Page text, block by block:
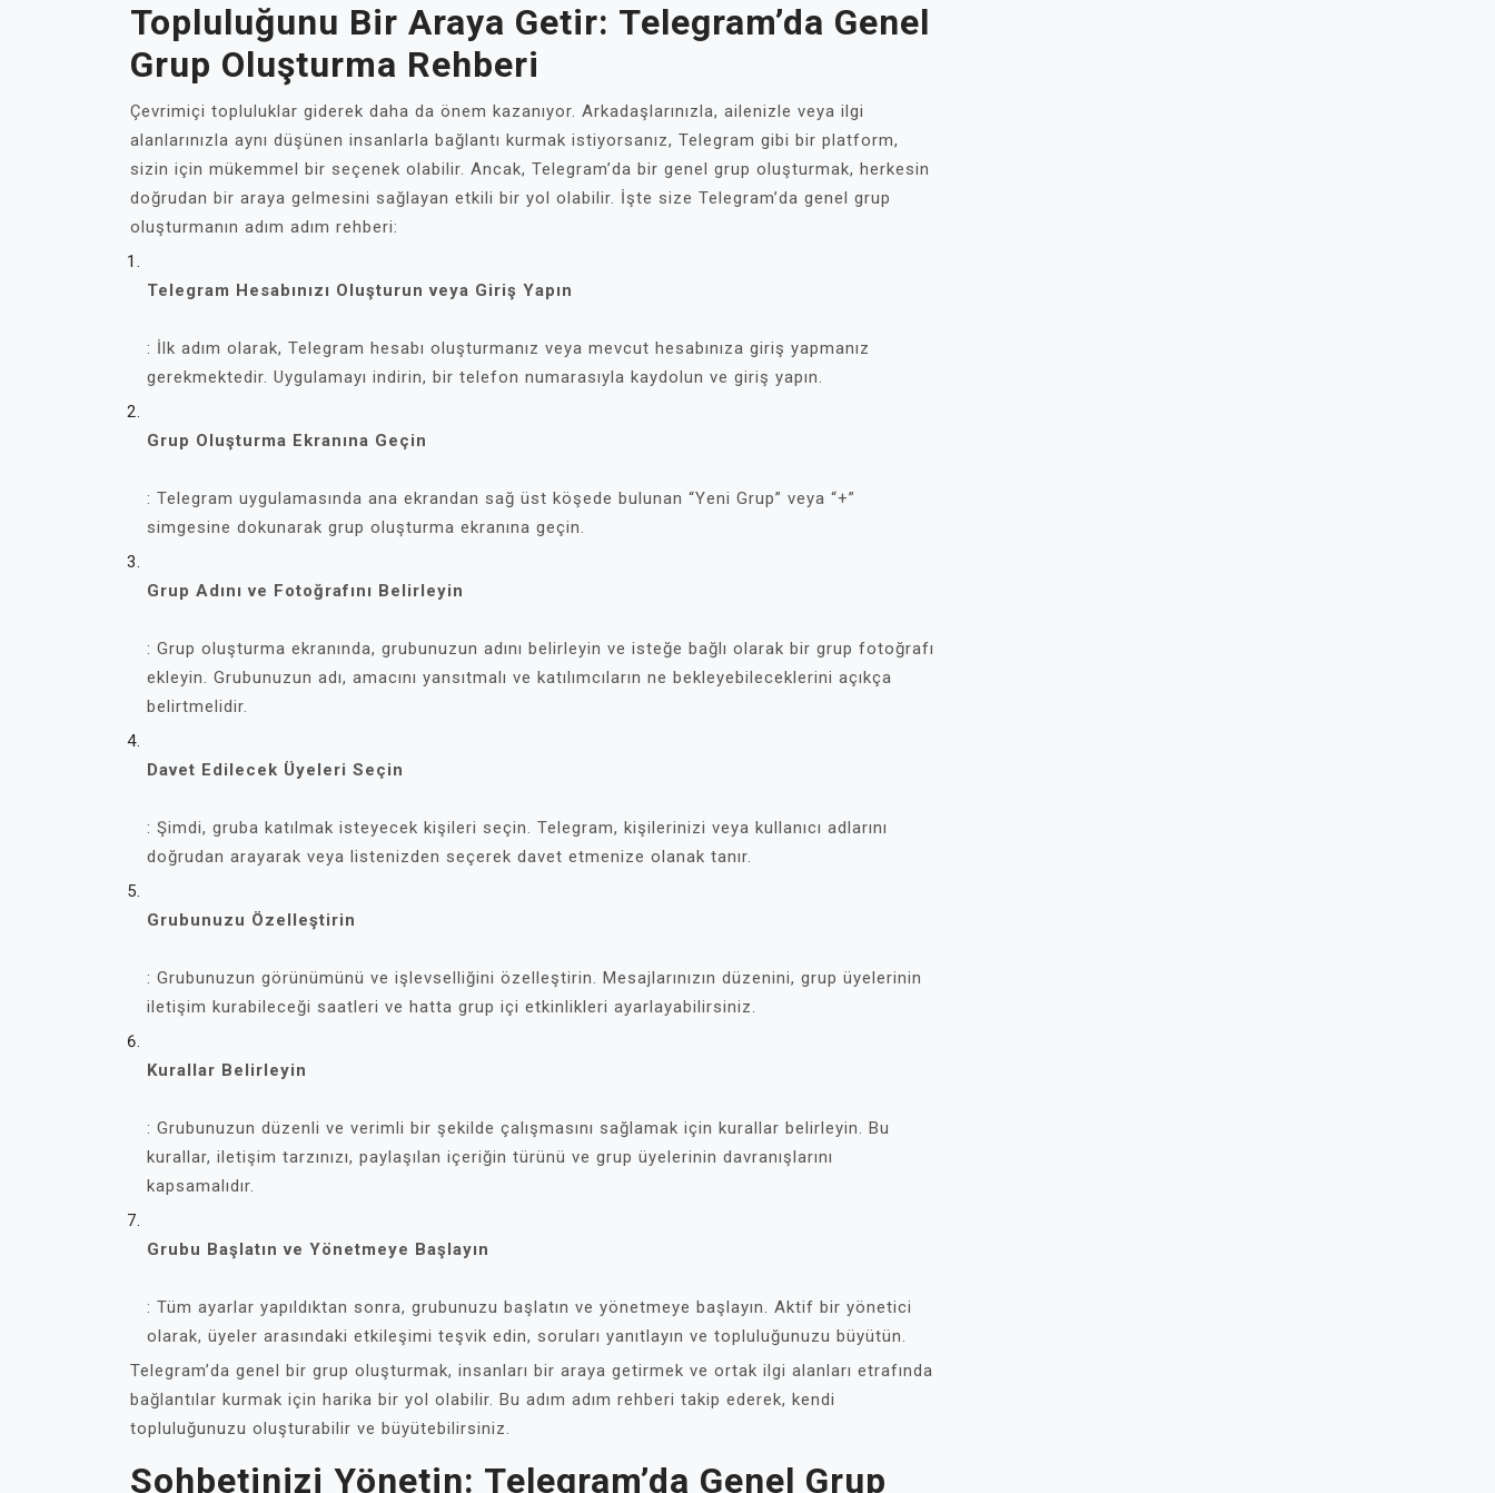
Topluluğunu Bir Araya Getir: Telegram’da Genel
Grup Oluşturma Rehberi
Çevrimiçi topluluklar giderek daha da önem kazanıyor. Arkadaşlarınızla, ailenizle veya ilgi
alanlarınızla aynı düşünen insanlarla bağlantı kurmak istiyorsanız, Telegram gibi bir platform,
sizin için mükemmel bir seçenek olabilir. Ancak, Telegram’da bir genel grup oluşturmak, herkesin
doğrudan bir araya gelmesini sağlayan etkili bir yol olabilir. İşte size Telegram’da genel grup
oluşturmanın adım adım rehberi:
Telegram Hesabınızı Oluşturun veya Giriş Yapın
: İlk adım olarak, Telegram hesabı oluşturmanız veya mevcut hesabınıza giriş yapmanız
gerekmektedir. Uygulamayı indirin, bir telefon numarasıyla kaydolun ve giriş yapın.
Grup Oluşturma Ekranına Geçin
: Telegram uygulamasında ana ekrandan sağ üst köşede bulunan “Yeni Grup” veya “+”
simgesine dokunarak grup oluşturma ekranına geçin.
Grup Adını ve Fotoğrafını Belirleyin
: Grup oluşturma ekranında, grubunuzun adını belirleyin ve isteğe bağlı olarak bir grup fotoğrafı
ekleyin. Grubunuzun adı, amacını yansıtmalı ve katılımcıların ne bekleyebileceklerini açıkça
belirtmelidir.
Davet Edilecek Üyeleri Seçin
: Şimdi, gruba katılmak isteyecek kişileri seçin. Telegram, kişilerinizi veya kullanıcı adlarını
doğrudan arayarak veya listenizden seçerek davet etmenize olanak tanır.
Grubunuzu Özelleştirin
: Grubunuzun görünümünü ve işlevselliğini özelleştirin. Mesajlarınızın düzenini, grup üyelerinin
iletişim kurabileceği saatleri ve hatta grup içi etkinlikleri ayarlayabilirsiniz.
Kurallar Belirleyin
: Grubunuzun düzenli ve verimli bir şekilde çalışmasını sağlamak için kurallar belirleyin. Bu
kurallar, iletişim tarzınızı, paylaşılan içeriğin türünü ve grup üyelerinin davranışlarını
kapsamalıdır.
Grubu Başlatın ve Yönetmeye Başlayın
: Tüm ayarlar yapıldıktan sonra, grubunuzu başlatın ve yönetmeye başlayın. Aktif bir yönetici
olarak, üyeler arasındaki etkileşimi teşvik edin, soruları yanıtlayın ve topluluğunuzu büyütün.
Telegram’da genel bir grup oluşturmak, insanları bir araya getirmek ve ortak ilgi alanları etrafında
bağlantılar kurmak için harika bir yol olabilir. Bu adım adım rehberi takip ederek, kendi
topluluğunuzu oluşturabilir ve büyütebilirsiniz.
Sohbetinizi Yönetin: Telegram’da Genel Grup